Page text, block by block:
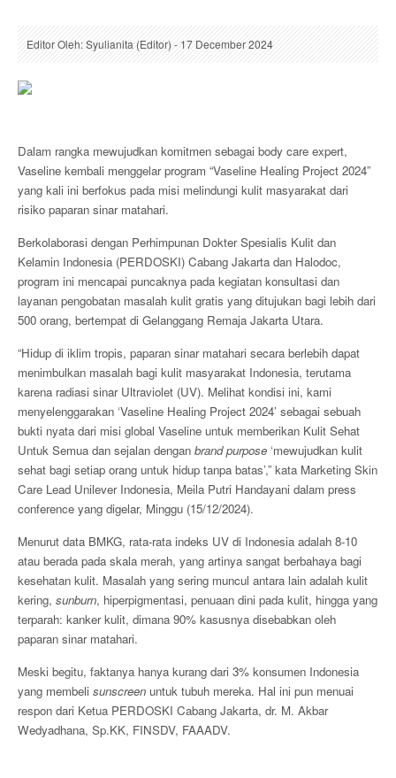
Editor Oleh: Syulianita (Editor) - 17 December 2024
Dalam rangka mewujudkan komitmen sebagai body care expert,
Vaseline kembali menggelar program “Vaseline Healing Project 2024”
yang kali ini berfokus pada misi melindungi kulit masyarakat dari
risiko paparan sinar matahari.
Berkolaborasi dengan Perhimpunan Dokter Spesialis Kulit dan
Kelamin Indonesia (PERDOSKI) Cabang Jakarta dan Halodoc,
program ini mencapai puncaknya pada kegiatan konsultasi dan
layanan pengobatan masalah kulit gratis yang ditujukan bagi lebih dari
500 orang, bertempat di Gelanggang Remaja Jakarta Utara.
“Hidup di iklim tropis, paparan sinar matahari secara berlebih dapat
menimbulkan masalah bagi kulit masyarakat Indonesia, terutama
karena radiasi sinar Ultraviolet (UV). Melihat kondisi ini, kami
menyelenggarakan ‘Vaseline Healing Project 2024’ sebagai sebuah
bukti nyata dari misi global Vaseline untuk memberikan Kulit Sehat
Untuk Semua dan sejalan dengan brand purpose ‘mewujudkan kulit
sehat bagi setiap orang untuk hidup tanpa batas’,” kata Marketing Skin
Care Lead Unilever Indonesia, Meila Putri Handayani dalam press
conference yang digelar, Minggu (15/12/2024).
Menurut data BMKG, rata-rata indeks UV di Indonesia adalah 8-10
atau berada pada skala merah, yang artinya sangat berbahaya bagi
kesehatan kulit. Masalah yang sering muncul antara lain adalah kulit
kering, sunburn, hiperpigmentasi, penuaan dini pada kulit, hingga yang
terparah: kanker kulit, dimana 90% kasusnya disebabkan oleh
paparan sinar matahari.
Meski begitu, faktanya hanya kurang dari 3% konsumen Indonesia
yang membeli sunscreen untuk tubuh mereka. Hal ini pun menuai
respon dari Ketua PERDOSKI Cabang Jakarta, dr. M. Akbar
Wedyadhana, Sp.KK, FINSDV, FAAADV.